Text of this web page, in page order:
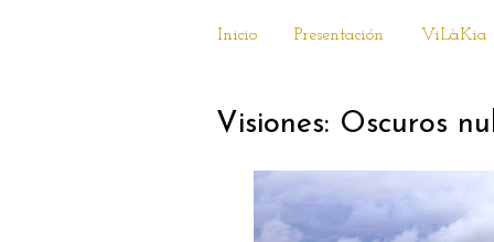
Inicio Presentación ViLàKia
Visiones: Oscuros